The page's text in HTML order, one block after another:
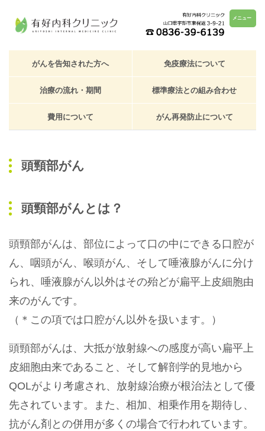
メニュー
がんを告知された方へ 免疫療法について
治療の流れ・期間 標準療法との組み合わせ
費用について がん再発防止について
頭頸部がん
頭頸部がんとは？
頭頸部がんは、部位によって口の中にできる口腔が
ん、咽頭がん、喉頭がん、そして唾液腺がんに分け
られ、唾液腺がん以外はその殆どが扁平上皮細胞由
来のがんです。
（＊この項では口腔がん以外を扱います。）
頭頸部がんは、大抵が放射線への感度が高い扁平上
皮細胞由来であること、そして解剖学的見地から
QOLがより考慮され、放射線治療が根治法として優
先されています。また、相加、相乗作用を期待し、
抗がん剤との併用が多くの場合で行われています。